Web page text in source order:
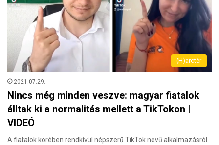
(H)arctér
2021.07.29.
Nincs még minden veszve: magyar fiatalok
álltak ki a normalitás mellett a TikTokon |
VIDEÓ
A fiatalok körében rendkívül népszerű TikTok nevű alkalmazásról